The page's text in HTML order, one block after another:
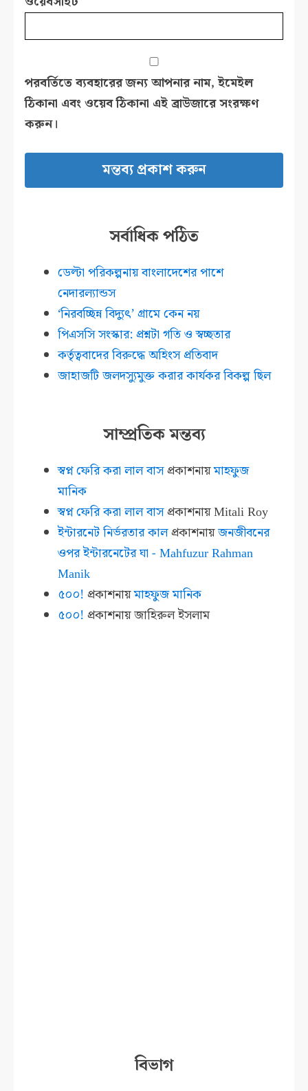
পরবর্তিতে ব্যবহারের জন্য আপনার নাম, ইমেইল
ঠিকানা এবং ওয়েব ঠিকানা এই ব্রাউজারে সংরক্ষণ
করুন।
সর্বাধিক পঠিত
ডেল্টা পরিকল্পনায় বাংলাদেশের পাশে
নেদারল্যান্ডস
‘নিরবচ্ছিন্ন বিদ্যুৎ’ গ্রামে কেন নয়
পিএসসি সংস্কার: প্রশ্নটা গতি ও স্বচ্ছতার
কর্তৃত্ববাদের বিরুদ্ধে অহিংস প্রতিবাদ
জাহাজটি জলদস্যুমুক্ত করার কার্যকর বিকল্প ছিল
সাম্প্রতিক মন্তব্য
স্বপ্ন ফেরি করা লাল বাসপ্রকাশনায়মাহফুজ
মানিক
স্বপ্ন ফেরি করা লাল বাসপ্রকাশনায়Mitali Roy
ইন্টারনেট নির্ভরতার কালপ্রকাশনায়জনজীবনের
ওপর ইন্টারনেটের ঘা - Mahfuzur Rahman
Manik
৫০০! প্রকাশনায়মাহফুজ মানিক
৫০০! প্রকাশনায়জাহিরুল ইসলাম
বিভাগ